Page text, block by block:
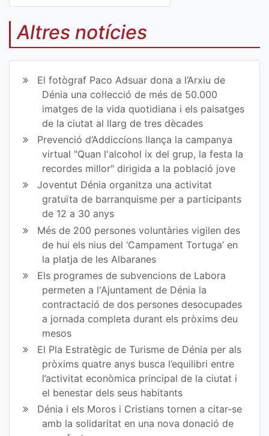
Co
mp
art
ir
en
Fa
ce
bo
ok
Co
mp
art
ir
en
Tw
itt
er
Altres notícies
El fotògraf Paco Adsuar dona a l’Arxiu de
Dénia una col·lecció de més de 50.000
imatges de la vida quotidiana i els paisatges
de la ciutat al llarg de tres dècades
Prevenció d’Addiccions llança la campanya
virtual "Quan l'alcohol ix del grup, la festa la
recordes millor" dirigida a la població jove
Joventut Dénia organitza una activitat
gratuïta de barranquisme per a participants
de 12 a 30 anys
Més de 200 persones voluntàries vigilen des
de hui els nius del ‘Campament Tortuga’ en
la platja de les Albaranes
Els programes de subvencions de Labora
permeten a l'Ajuntament de Dénia la
contractació de dos persones desocupades
a jornada completa durant els pròxims deu
mesos
El Pla Estratègic de Turisme de Dénia per als
pròxims quatre anys busca l’equilibri entre
l’activitat econòmica principal de la ciutat i
el benestar dels seus habitants
Dénia i els Moros i Cristians tornen a citar-se
amb la solidaritat en una nova donació de